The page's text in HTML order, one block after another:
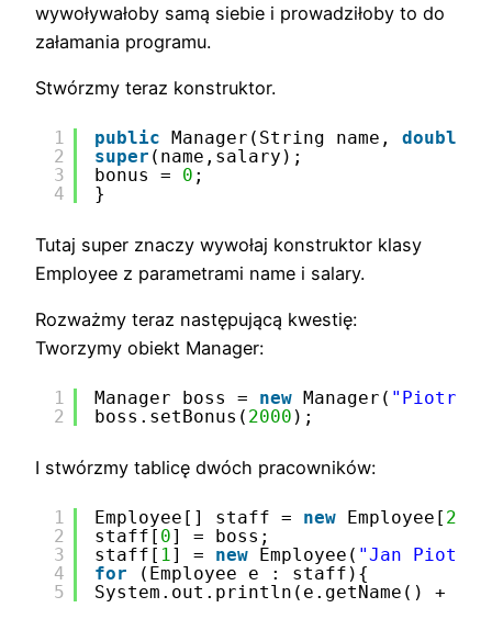
wywoływałoby samą siebie i prowadziłoby to do
załamania programu.
Stwórzmy teraz konstruktor.
1
2
3
4
public Manager(String name, double
super (name,salary);
bonus = 0 ;
}
Tutaj super znaczy wywołaj konstruktor klasy
Employee z parametrami name i salary.
Rozważmy teraz następującą kwestię:
Tworzymy obiekt Manager:
1
2
Manager boss = new Manager( "Piotr
boss.setBonus( 2000 );
I stwórzmy tablicę dwóch pracowników:
1
2
3
4
5
Employee[] staff = new Employee[ 2
staff[ 0] = boss;
staff[ 1] = new Employee( "Jan
for
(Employee e : staff){
System.out.println(e.getName() +